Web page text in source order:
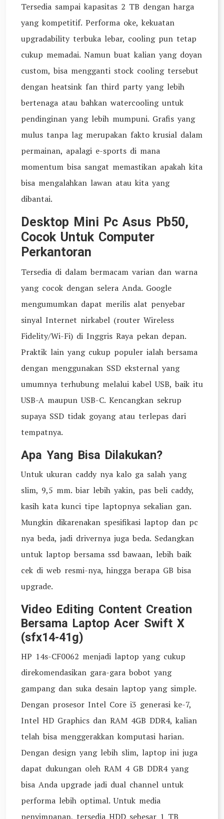
Tersedia sampai kapasitas 2 TB dengan harga
yang kompetitif. Performa oke, kekuatan
upgradability terbuka lebar, cooling pun tetap
cukup memadai. Namun buat kalian yang doyan
custom, bisa mengganti stock cooling tersebut
dengan heatsink fan third party yang lebih
bertenaga atau bahkan watercooling untuk
pendinginan yang lebih mumpuni. Grafis yang
mulus tanpa lag merupakan fakto krusial dalam
permainan, apalagi e-sports di mana
momentum bisa sangat memastikan apakah kita
bisa mengalahkan lawan atau kita yang
dibantai.
Desktop Mini Pc Asus Pb50,
Cocok Untuk Computer
Perkantoran
Tersedia di dalam bermacam varian dan warna
yang cocok dengan selera Anda. Google
mengumumkan dapat merilis alat penyebar
sinyal Internet nirkabel (router Wireless
Fidelity/Wi-Fi) di Inggris Raya pekan depan.
Praktik lain yang cukup populer ialah bersama
dengan menggunakan SSD eksternal yang
umumnya terhubung melalui kabel USB, baik itu
USB-A maupun USB-C. Kencangkan sekrup
supaya SSD tidak goyang atau terlepas dari
tempatnya.
Apa Yang Bisa Dilakukan?
Untuk ukuran caddy nya kalo ga salah yang
slim, 9,5 mm. biar lebih yakin, pas beli caddy,
kasih kata kunci tipe laptopnya sekalian gan.
Mungkin dikarenakan spesifikasi laptop dan pc
nya beda, jadi drivernya juga beda. Sedangkan
untuk laptop bersama ssd bawaan, lebih baik
cek di web resmi-nya, hingga berapa GB bisa
upgrade.
Video Editing Content Creation
Bersama Laptop Acer Swift X
(sfx14-41g)
HP 14s-CF0062 menjadi laptop yang cukup
direkomendasikan gara-gara bobot yang
gampang dan suka desain laptop yang simple.
Dengan prosesor Intel Core i3 generasi ke-7,
Intel HD Graphics dan RAM 4GB DDR4, kalian
telah bisa menggerakkan komputasi harian.
Dengan design yang lebih slim, laptop ini juga
dapat dukungan oleh RAM 4 GB DDR4 yang
bisa Anda upgrade jadi dual channel untuk
performa lebih optimal. Untuk media
penyimpanan, tersedia HDD sebesar 1 TB